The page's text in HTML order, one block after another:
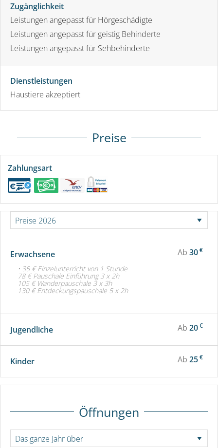
Zugänglichkeit
Leistungen angepasst für Hörgeschädigte
Leistungen angepasst für geistig Behinderte
Leistungen angepasst für Sehbehinderte
Dienstleistungen
Haustiere akzeptiert
Preise
Zahlungsart
Erwachsene Ab 30€
• 35 € Einzelunterricht von 1 Stunde
78 € Pauschale Einführung 3 x 2h
105 € Wanderpauschale 3 x 3h
130 € Entdeckungspauschale 5 x 2h
Jugendliche Ab 20€
Kinder Ab 25€
Öffnungen